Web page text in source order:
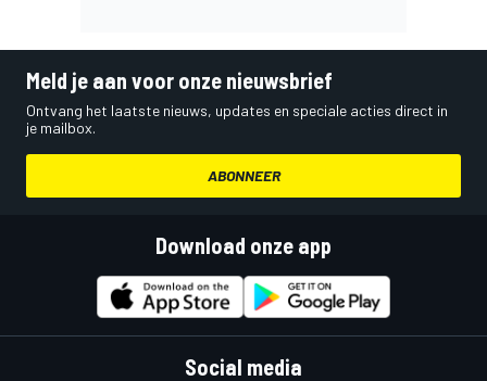
Meld je aan voor onze nieuwsbrief
Ontvang het laatste nieuws, updates en speciale acties direct in
je mailbox.
ABONNEER
Download onze app
Social media